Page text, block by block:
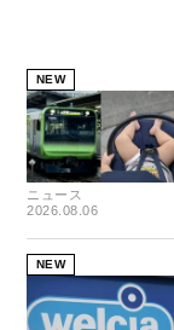
NEW
ニュース
2026.08.06
NEW